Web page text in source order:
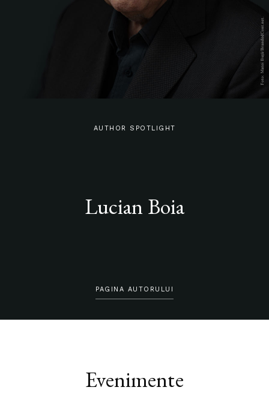
AUTHOR SPOTLIGHT
Lucian Boia
PAGINA AUTORULUI
Evenimente